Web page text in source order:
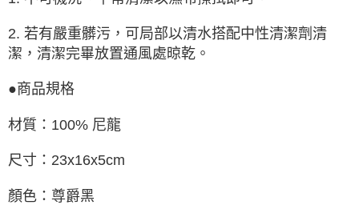
2. 若有嚴重髒污，可局部以清水搭配中性清潔劑清
潔，清潔完畢放置通風處晾乾。
●商品規格
材質：100% 尼龍
尺寸：23x16x5cm
顏色：尊爵黑